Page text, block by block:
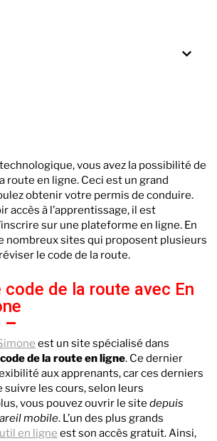
vous avez la possibilité de
route en ligne. Ceci est un grand
obtenir votre permis de conduire.
accès à l’apprentissage, il est
sur une plateforme en ligne. En
nombreux sites qui proposent plusieurs
le code de la route.
code de la route avec En
est un site spécialisé dans
code de la route en ligne. Ce dernier
aux apprenants, car ces derniers
les cours, selon leurs
vous pouvez ouvrir le site depuis
mobile. L’un des plus grands
en ligne est son accès gratuit. Ainsi,